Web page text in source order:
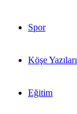
Spor
Köşe Yazıları
Eğitim